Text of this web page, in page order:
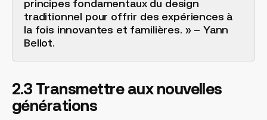
principes fondamentaux du design
traditionnel pour offrir des expériences à
la fois innovantes et familières. » – Yann
Bellot.
2.3 Transmettre aux nouvelles
générations